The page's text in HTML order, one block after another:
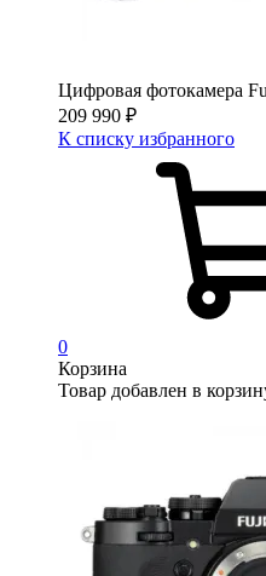
Цифровая фотокамера
209 990 ₽
К списку избранного
0
Корзина
Товар добавлен в